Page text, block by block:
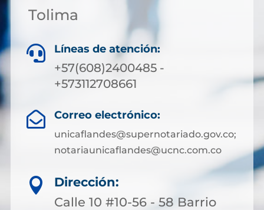
Tolima
 Líneas de atención:
+57(608)2400485 -
+573112708661
 Correo electrónico:
unicaflandes@supernotariado.gov.co;
notariaunicaflandes@ucnc.com.co

Dirección:
Calle 10 #10-56 - 58 Barrio